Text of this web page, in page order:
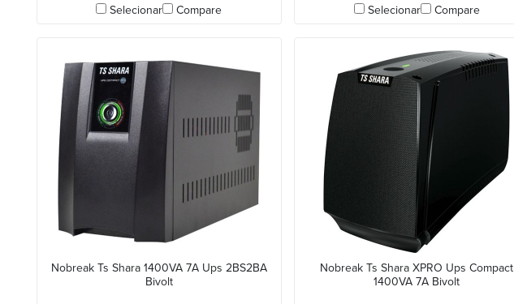
Selecionar Compare Selecionar Compare
Nobreak Ts Shara 1400VA 7A Ups 2BS2BA
Bivolt
Nobreak Ts Shara XPRO Ups Compact
1400VA 7A Bivolt